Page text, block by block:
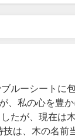
ルーシートに
、私の心を豊か
たが、現在は
技は、木の名前